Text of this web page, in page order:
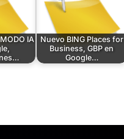
IA
Nuevo BING Places for
Business, GBP en
Google…